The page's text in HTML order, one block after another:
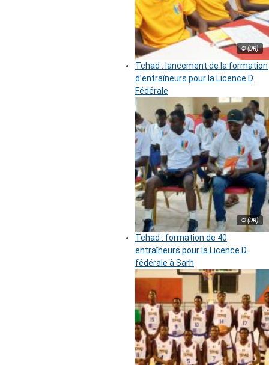
© (DR)
Tchad : lancement de la formation
d’entraîneurs pour la Licence D
Fédérale
© (DR)
Tchad : formation de 40
entraîneurs pour la Licence D
fédérale à Sarh